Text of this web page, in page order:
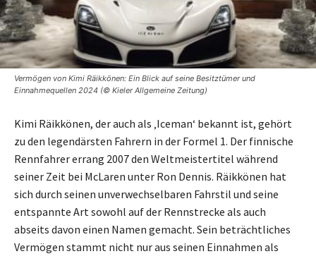
Vermögen von Kimi Räikkönen: Ein Blick auf seine Besitztümer und
Einnahmequellen 2024 (© Kieler Allgemeine Zeitung)
Kimi Räikkönen, der auch als ‚Iceman‘ bekannt ist, gehört
zu den legendärsten Fahrern in der Formel 1. Der finnische
Rennfahrer errang 2007 den Weltmeistertitel während
seiner Zeit bei McLaren unter Ron Dennis. Räikkönen hat
sich durch seinen unverwechselbaren Fahrstil und seine
entspannte Art sowohl auf der Rennstrecke als auch
abseits davon einen Namen gemacht. Sein beträchtliches
Vermögen stammt nicht nur aus seinen Einnahmen als